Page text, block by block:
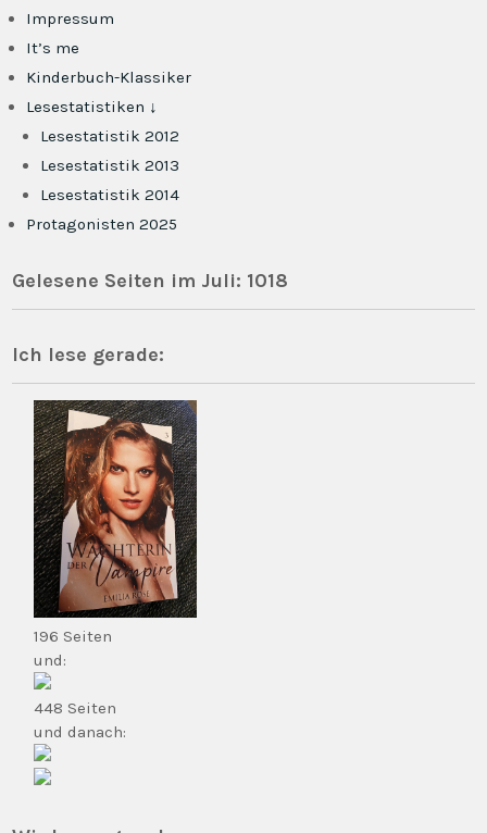
Impressum
It’s me
Kinderbuch-Klassiker
Lesestatistiken ↓
Lesestatistik 2012
Lesestatistik 2013
Lesestatistik 2014
Protagonisten 2025
Gelesene Seiten im Juli: 1018
Ich lese gerade:
196 Seiten
und:
448 Seiten
und danach: